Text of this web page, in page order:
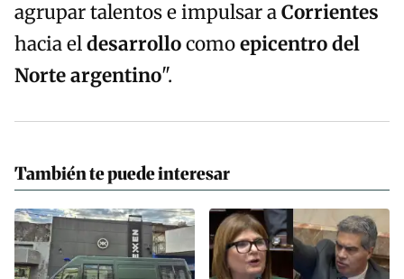
agrupar talentos e impulsar aCorrientes
hacia eldesarrollocomoepicentro del
Norte argentino".
También te puede interesar